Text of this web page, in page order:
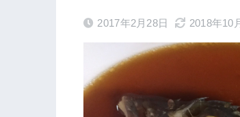
2017年2月28日 2018年10